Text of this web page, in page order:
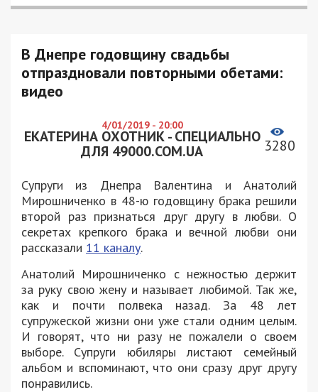
В Днепре годовщину свадьбы
отпраздновали повторными обетами:
видео
4/01/2019 - 20:00
ЕКАТЕРИНА ОХОТНИК - СПЕЦИАЛЬНО
ДЛЯ 49000.COM.UA
3280
Супруги из Днепра Валентина и Анатолий
Мирошниченко в 48-ю годовщину брака решили
второй раз признаться друг другу в любви. О
секретах крепкого брака и вечной любви они
рассказали 11 каналу.
Анатолий Мирошниченко с нежностью держит
за руку свою жену и называет любимой. Так же,
как и почти полвека назад. За 48 лет
супружеской жизни они уже стали одним целым.
И говорят, что ни разу не пожалели о своем
выборе. Супруги юбиляры листают семейный
альбом и вспоминают, что они сразу друг другу
понравились.